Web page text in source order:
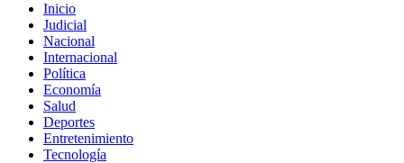
Inicio
Judicial
Nacional
Internacional
Política
Economía
Salud
Deportes
Entretenimiento
Tecnología